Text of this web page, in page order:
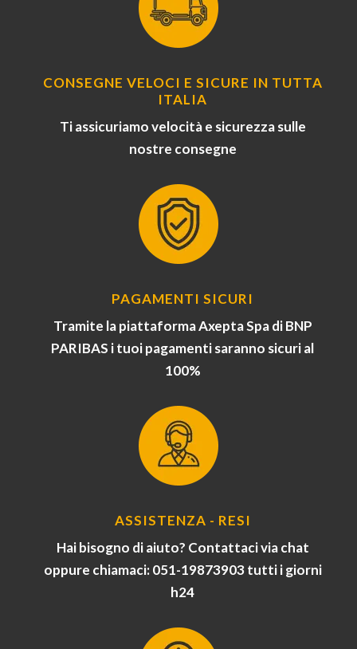
CONSEGNE VELOCI E SICURE IN TUTTA
ITALIA
Ti assicuriamo velocità e sicurezza sulle
nostre consegne
PAGAMENTI SICURI
Tramite la piattaforma Axepta Spa di BNP
PARIBAS i tuoi pagamenti saranno sicuri al
100%
ASSISTENZA - RESI
Hai bisogno di aiuto? Contattaci via chat
oppure chiamaci: 051-19873903 tutti i giorni
h24